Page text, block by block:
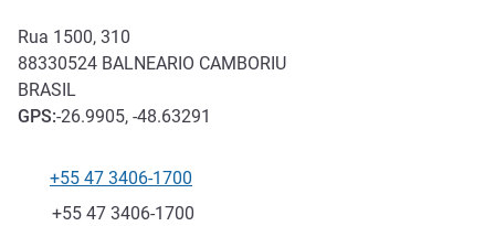
Rua 1500, 310
88330524 BALNEARIO CAMBORIU
BRASIL
GPS:-26.9905, -48.63291
Telefone
+55 47 3406-1700
Fax
+55 47 3406-1700